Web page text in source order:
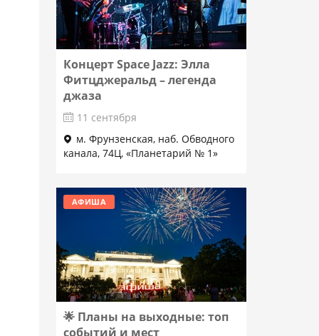
Концерт Space Jazz: Элла
Фитцджеральд – легенда
джаза
11 сентября
м. Фрунзенская, наб. Обводного
канала, 74Ц, «Планетарий № 1»
Подробнее
АФИША
🌟 Планы на выходные: топ
событий и мест